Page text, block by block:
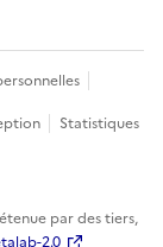
Statistiques
par des tiers,
2.0